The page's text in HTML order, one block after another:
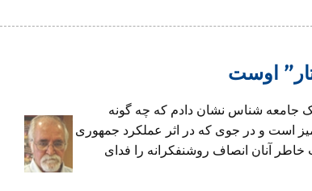
اوست
یک جامعه شناس نشان دادم که چه گونه
است و در جوی که در اثر عملکرد جمهوری
آنان انصاف روشنفکرانه را فدای